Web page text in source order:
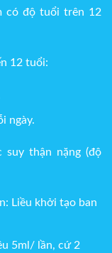
có độ tuổi trên 12
12 tuổi:
ngày.
thận nặng (độ
Liều khởi tạo ban
5ml/ lần, cứ 2